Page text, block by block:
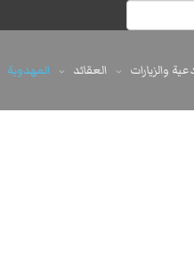
والزيارات العقائد المهدوية